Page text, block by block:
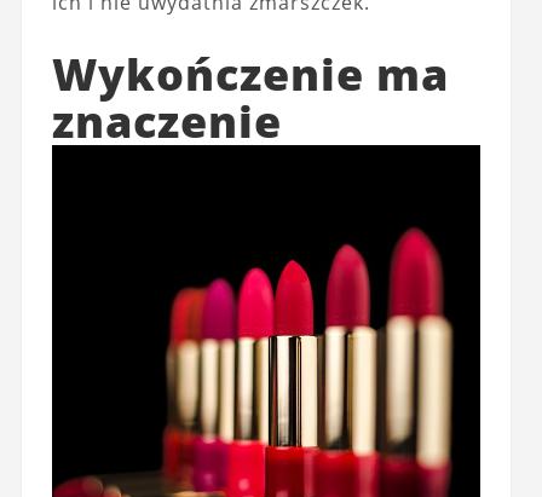
Wykończenie ma
znaczenie